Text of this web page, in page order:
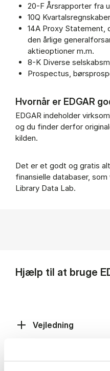
20-F Årsrapporter fra
10Q Kvartalsregnskaber
14A Proxy Statement,
den årlige
aktieoptioner m.m.
8-K Diverse
Prospectus,
Hvornår er EDGAR
EDGAR indeholder
og du finder derfor
kilden.
Det er et godt og gratis
finansielle databaser,
Library Data Lab.
Hjælp til at bruge
Vejledning